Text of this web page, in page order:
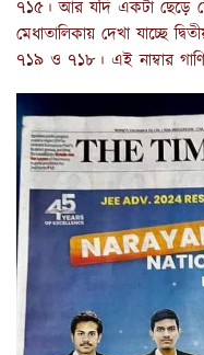
৭১৫। আর যদি একটা ছেড়ে
মেধাতালিকায় দেখা যাচ্ছে
৭১৯ ও ৭১৮। এই নাম্বার